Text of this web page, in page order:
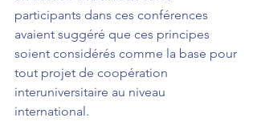
participants dans ces conférences
avaient suggéré que ces principes
soient considérés comme la base pour
tout projet de coopération
interuniversitaire au niveau
international.